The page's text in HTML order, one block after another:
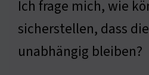
Ich frage mich, wie
sicherstellen, dass
unabhängig bleiben?